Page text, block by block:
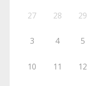
27 28 29
3 4 5
10 11 12